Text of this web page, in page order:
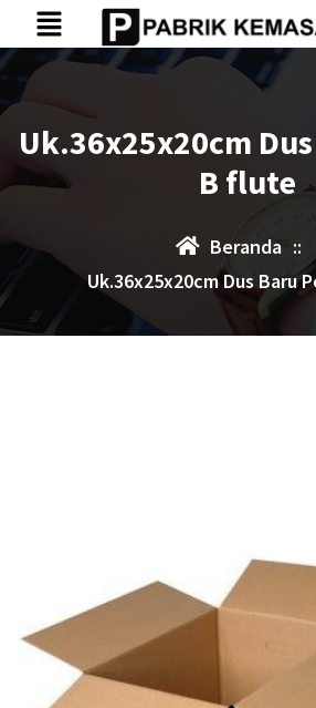
Uk.36x25x20cm
B flute
Beranda ::
Uk.36x25x20cm Dus Baru